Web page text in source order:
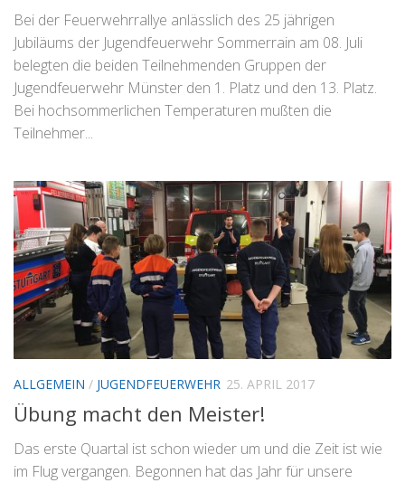
Bei der Feuerwehrrallye anlässlich des 25 jährigen
Jubiläums der Jugendfeuerwehr Sommerrain am 08. Juli
belegten die beiden Teilnehmenden Gruppen der
Jugendfeuerwehr Münster den 1. Platz und den 13. Platz.
Bei hochsommerlichen Temperaturen mußten die
Teilnehmer...
ALLGEMEIN / JUGENDFEUERWEHR 25. APRIL 2017
Übung macht den Meister!
Das erste Quartal ist schon wieder um und die Zeit ist wie
im Flug vergangen. Begonnen hat das Jahr für unsere